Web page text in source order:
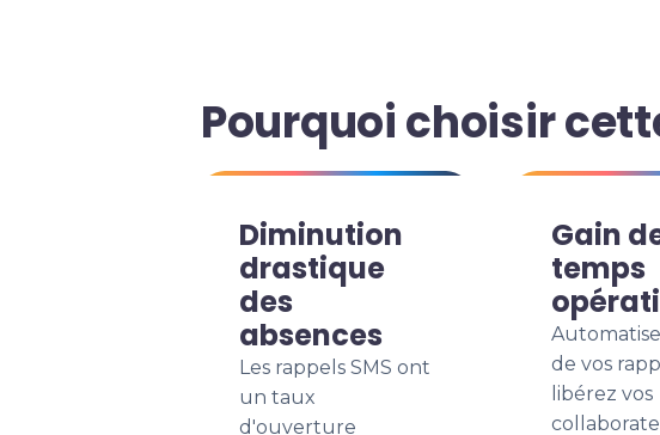
Pourquoi choisir
Diminution
drastique
des
absences
Les rappels SMS ont
un taux
d'ouverture
Gain
temps
de vos
libérez vos